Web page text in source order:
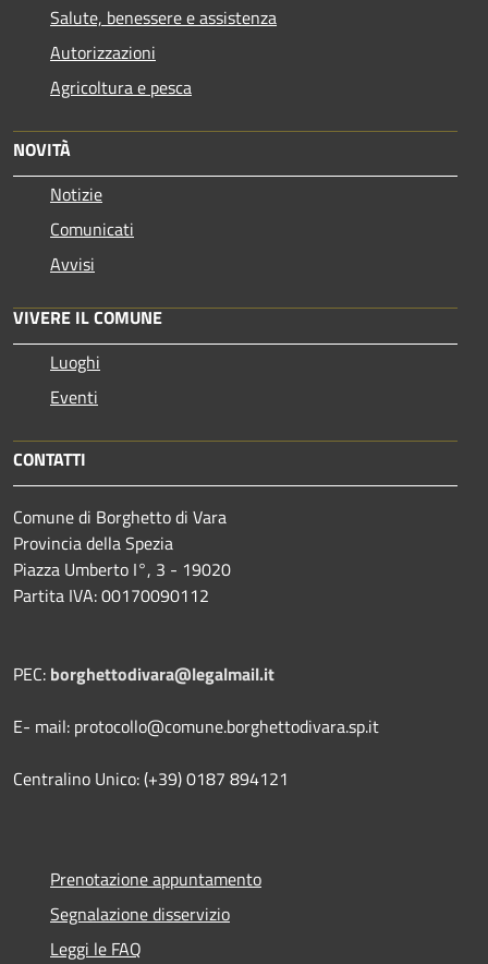
Salute, benessere e assistenza
Autorizzazioni
Agricoltura e pesca
NOVITÀ
Notizie
Comunicati
Avvisi
VIVERE IL COMUNE
Luoghi
Eventi
CONTATTI
Comune di Borghetto di Vara
Provincia della Spezia
Piazza Umberto I°, 3 - 19020
Partita IVA: 00170090112
PEC: borghettodivara@legalmail.it
E- mail: protocollo@comune.borghettodivara.sp.it
Centralino Unico: (+39) 0187 894121
Prenotazione appuntamento
Segnalazione disservizio
Leggi le FAQ